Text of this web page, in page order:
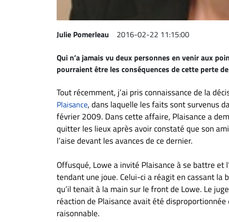
Solutions de
TROUVEZ-
Julie Pomerleau 2016-02-22 11:15:00
Qui n’a jamais vu deux personnes en venir aux
pourraient être les conséquences de cette perte
Tout récemment, j’ai pris connaissance de la
Plaisance, dans laquelle les faits sont survenus
février 2009. Dans cette affaire, Plaisance a
quitter les lieux après avoir constaté que son
l’aise devant les avances de ce dernier.
Offusqué, Lowe a invité Plaisance à se battre et
tendant une joue. Celui-ci a réagit en cassant la
qu’il tenait à la main sur le front de Lowe. Le
réaction de Plaisance avait été disproportionnée
raisonnable.